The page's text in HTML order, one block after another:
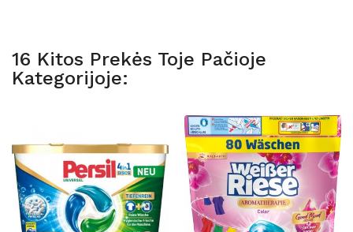
16 Kitos Prekės Toje Pačioje
Kategorijoje: